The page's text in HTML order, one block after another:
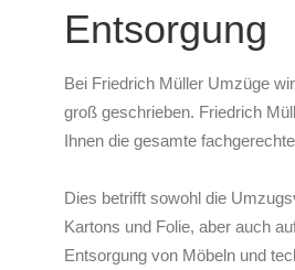
Entsorgung
Bei Friedrich Müller Umzüge
groß geschrieben. Friedrich
Ihnen die gesamte
Dies betrifft sowohl die
Kartons und Folie, aber auch
Entsorgung von Möbeln und